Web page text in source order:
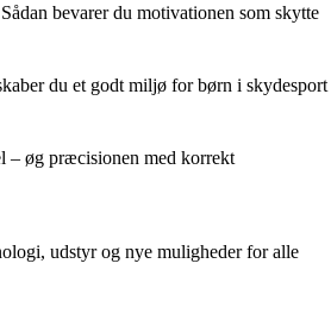
bevarer du motivationen som skytte
du et godt miljø for børn i skydesport
– øg præcisionen med korrekt
udstyr og nye muligheder for alle